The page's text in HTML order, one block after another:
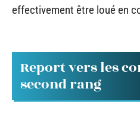
effectivement être loué en
Report vers les
second rang